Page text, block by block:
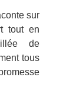
sur
tout en
de
tous